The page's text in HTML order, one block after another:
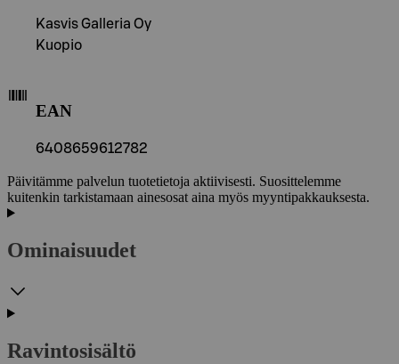
Kasvis Galleria Oy
Kuopio
EAN
6408659612782
Päivitämme palvelun tuotetietoja aktiivisesti. Suosittelemme
kuitenkin tarkistamaan ainesosat aina myös myyntipakkauksesta.
Ominaisuudet
Ravintosisältö